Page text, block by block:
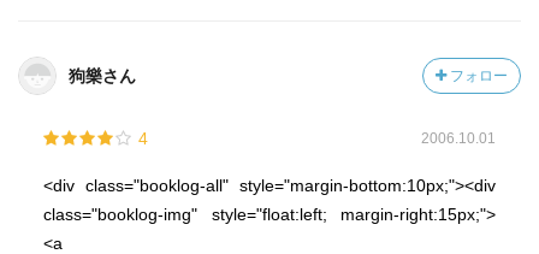
狗樂さん フォロー
4 2006.10.01
<div class="booklog-all" style="margin-bottom:10px;"><div
class="booklog-img" style="float:left; margin-right:15px;">
<a